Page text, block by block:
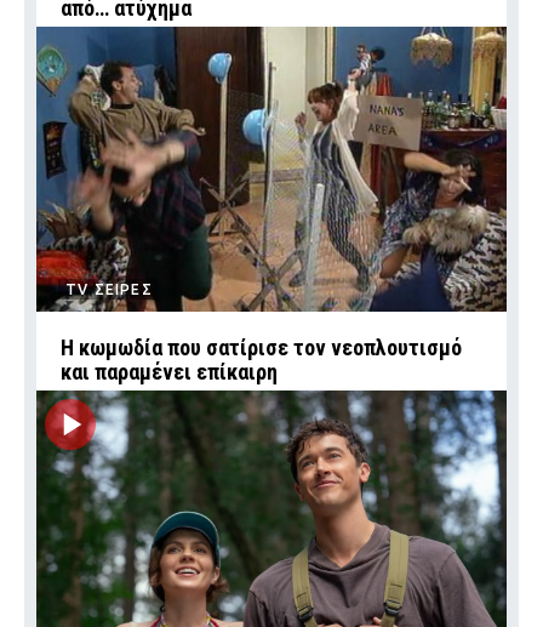
από… ατύχημα
TV ΣΕΙΡΕΣ
Η κωμωδία που σατίρισε τον νεοπλουτισμό
και παραμένει επίκαιρη